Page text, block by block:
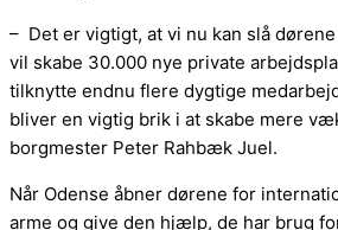
– Det er vigtigt, at vi nu kan slå
vil skabe 30.000 nye private
tilknytte endnu flere dygtige
bliver en vigtig brik i at skabe mere
borgmester Peter Rahbæk Juel.
Når Odense åbner dørene for
arme og give den hjælp, de har brug